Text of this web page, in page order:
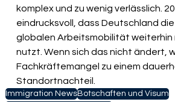
komplex und zu wenig verlässlich.
eindrucksvoll, dass Deutschland
globalen Arbeitsmobilität weiterhin
nutzt. Wenn sich das nicht ändert,
Fachkräftemangel zu einem
Standortnachteil.
Immigration NewsBotschaften und Visum